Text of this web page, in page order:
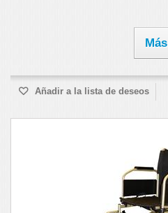
Más
Añadir a la lista de deseos